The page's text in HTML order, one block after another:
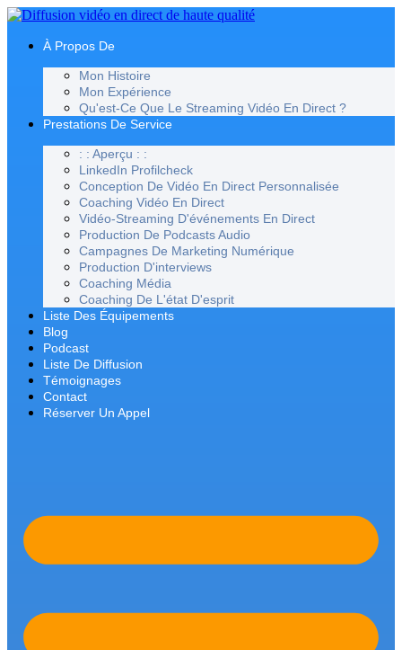
Passer
contenuÀ Propos De
Mon Histoire
Mon Expérience
Qu'est-Ce Que Le Streaming Vidéo En Direct ?
Prestations De Service
: : Aperçu : :
LinkedIn Profilcheck
Conception De Vidéo En Direct Personnalisée
Coaching Vidéo En Direct
Vidéo-Streaming D'événements En Direct
Production De Podcasts Audio
Campagnes De Marketing Numérique
Production D'interviews
Coaching Média
Coaching De L'état D'esprit
Liste Des Équipements
Blog
Podcast
Liste De Diffusion
Témoignages
Contact
Réserver Un Appel